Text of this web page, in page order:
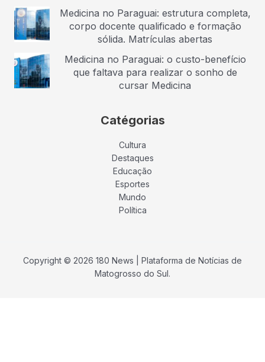
Medicina no Paraguai: estrutura completa,
corpo docente qualificado e formação
sólida. Matrículas abertas
Medicina no Paraguai: o custo-benefício
que faltava para realizar o sonho de
cursar Medicina
Catégorias
Cultura
Destaques
Educação
Esportes
Mundo
Política
Copyright © 2026 180 News | Plataforma de Notícias de
Matogrosso do Sul.